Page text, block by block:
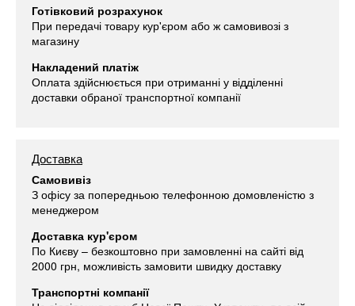
Готівковий розрахунок
При передачі товару кур'єром або ж самовивозі з
магазину
Накладений платіж
Оплата здійснюється при отриманні у відділенні
доставки обраної транспортної компанії
Доставка
Самовивіз
З офісу за попередньою телефонною домовленістю з
менеджером
Доставка кур'єром
По Києву – безкоштовно при замовленні на сайті від
2000 грн, можливість замовити швидку доставку
Транспортні компанії